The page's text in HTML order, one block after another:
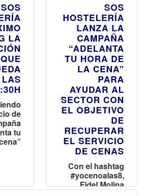
SOS
LA
de
tu
SOS
HOSTELERÍA
LANZA LA
CAMPAÑA
“ADELANTA
TU HORA DE
LA CENA”
PARA
AYUDAR AL
SECTOR CON
EL OBJETIVO
DE
RECUPERAR
EL SERVICIO
DE CENAS
Con el hashtag
#yocenoalas8,
Fidel Molina